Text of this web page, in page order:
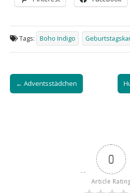
Tags: Boho Indigo
Post
navigation
← Adventsstädchen
0
Article